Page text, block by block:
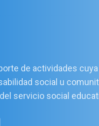
de actividades
social u
servicio social